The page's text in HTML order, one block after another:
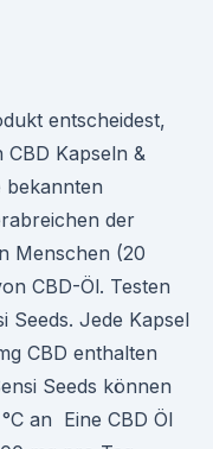
entscheidest,
CBD Kapseln &
bekannten
der
Menschen (20
CBD-Öl. Testen
Seeds. Jede Kapsel
CBD enthalten
Seeds können
an Eine CBD Öl